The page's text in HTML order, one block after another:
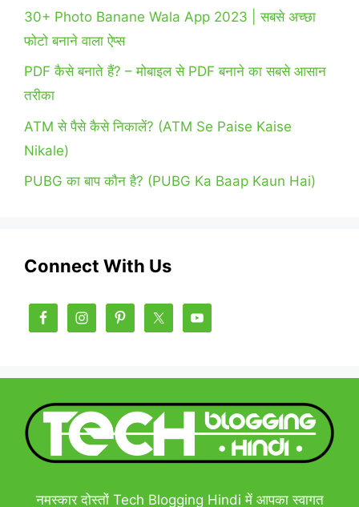
30+ Photo Banane Wala App 2023 | सबसे अच्छा
फोटो बनाने वाला ऐप्स
PDF कैसे बनाते हैं? – मोबाइल से PDF बनाने का सबसे आसान
तरीका
ATM से पैसे कैसे निकालें? (ATM Se Paise Kaise
Nikale)
PUBG का बाप कौन है? (PUBG Ka Baap Kaun Hai)
Connect With Us
नमस्कार दोस्तों Tech Blogging Hindi में आपका स्वागत